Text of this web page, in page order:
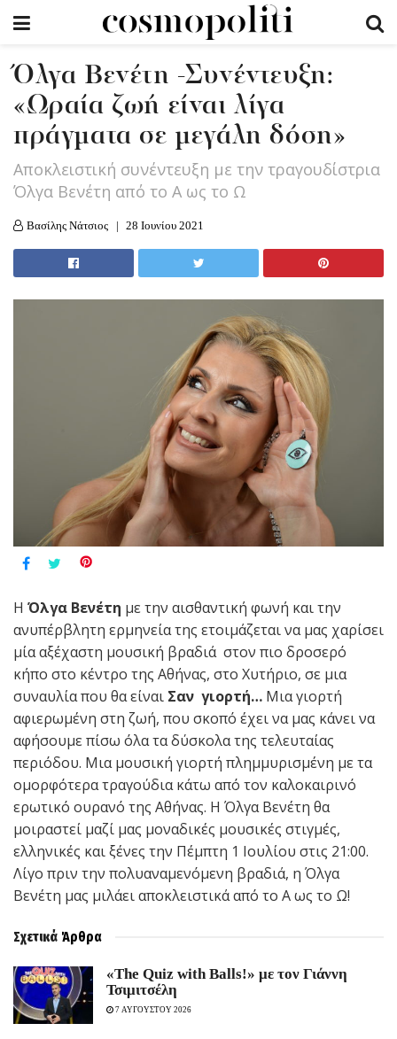
Όλγα Βενέτη -Συνέντευξη:
«Ωραία ζωή είναι λίγα
πράγματα σε μεγάλη δόση»
Αποκλειστική συνέντευξη με την τραγουδίστρια
Όλγα Βενέτη από το Α ως το Ω
Βασίλης Νάτσιος 28 Ιουνίου 2021
Η Όλγα Βενέτη με την αισθαντική φωνή και την
ανυπέρβλητη ερμηνεία της ετοιμάζεται να μας χαρίσει
μία αξέχαστη μουσική βραδιά στον πιο δροσερό
κήπο στο κέντρο της Αθήνας, στο Χυτήριο, σε μια
συναυλία που θα είναι Σαν γιορτή… Μια γιορτή
αφιερωμένη στη ζωή, που σκοπό έχει να μας κάνει να
αφήσουμε πίσω όλα τα δύσκολα της τελευταίας
περιόδου. Μια μουσική γιορτή πλημμυρισμένη με τα
ομορφότερα τραγούδια κάτω από τον καλοκαιρινό
ερωτικό ουρανό της Αθήνας. Η Όλγα Βενέτη θα
μοιραστεί μαζί μας μοναδικές μουσικές στιγμές,
ελληνικές και ξένες την Πέμπτη 1 Ιουλίου στις 21:00.
Λίγο πριν την πολυαναμενόμενη βραδιά, η Όλγα
Βενέτη μας μιλάει αποκλειστικά από το Α ως το Ω!
Σχετικά Άρθρα
«The Quiz with Balls!» με τον Γιάννη
Τσιμιτσέλη
7 ΑΥΓΟΥΣΤΟΥ 2026